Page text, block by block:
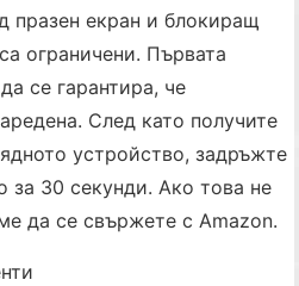
празен екран и блокиращ
ограничени. Първата
се гарантира, че
След като получите
устройство, задръжте
за 30 секунди. Ако това не
да се свържете с Amazon.